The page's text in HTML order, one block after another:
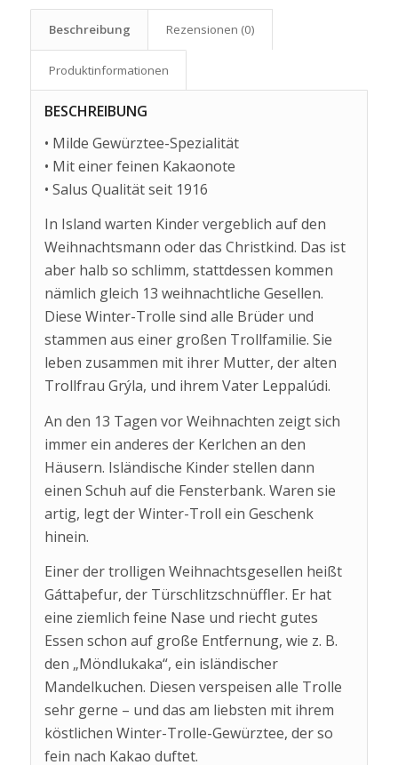
Beschreibung Rezensionen (0)
Produkt­informationen
BESCHREIBUNG
• Milde Gewürztee-Spezialität
• Mit einer feinen Kakaonote
• Salus Qualität seit 1916
In Island warten Kinder vergeblich auf den
Weihnachtsmann oder das Christkind. Das ist
aber halb so schlimm, stattdessen kommen
nämlich gleich 13 weihnachtliche Gesellen.
Diese Winter-Trolle sind alle Brüder und
stammen aus einer großen Trollfamilie. Sie
leben zusammen mit ihrer Mutter, der alten
Trollfrau Grýla, und ihrem Vater Leppalúdi.
An den 13 Tagen vor Weihnachten zeigt sich
immer ein anderes der Kerlchen an den
Häusern. Isländische Kinder stellen dann
einen Schuh auf die Fensterbank. Waren sie
artig, legt der Winter-Troll ein Geschenk
hinein.
Einer der trolligen Weihnachtsgesellen heißt
Gáttaþefur, der Türschlitzschnüffler. Er hat
eine ziemlich feine Nase und riecht gutes
Essen schon auf große Entfernung, wie z. B.
den „Möndlukaka“, ein isländischer
Mandelkuchen. Diesen verspeisen alle Trolle
sehr gerne – und das am liebsten mit ihrem
köstlichen Winter-Trolle-Gewürztee, der so
fein nach Kakao duftet.